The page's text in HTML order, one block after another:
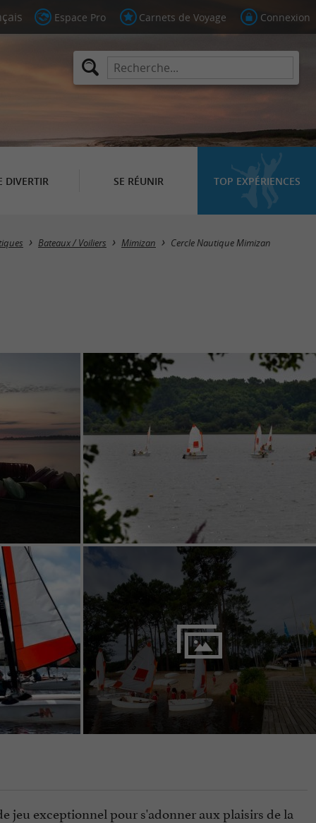
Espace Pro Carnets de Voyage Connexion
DIVERTIR SE RÉUNIR TOP EXPÉRIENCES
Bateaux / Voiliers Mimizan Cercle Nautique Mimizan
jeu exceptionnel pour s'adonner aux plaisirs de la